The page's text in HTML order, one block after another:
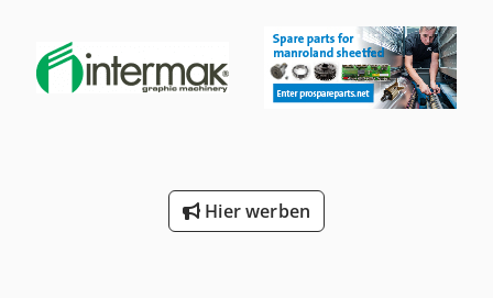
Zähler mit Sammelfunktion Stufenlose Geschwindigkeits-
und Zuführeinstellung Hochstapelanleger
Schalldämmende Verkleidungen an allen Einheiten und
Hier werben